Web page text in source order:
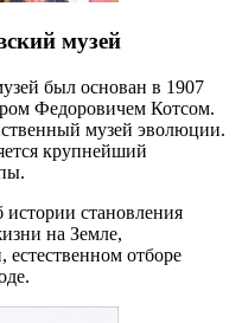
музей
был основан в 1907
Федоровичем Котсом.
музей эволюции.
крупнейший
истории становления
на Земле,
естественном отборе